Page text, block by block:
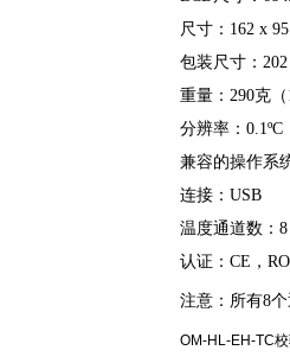
尺寸：162 x
包装尺寸：
重量：290克
分辨率：0.1ºC
兼容的操作系
连接：USB
温度通道数：8
认证：CE，
注意：所有8
OM-HL-EH-TC